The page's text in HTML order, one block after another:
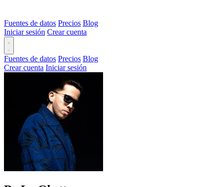
Fuentes de datos Precios Blog
Iniciar sesión Crear cuenta
Fuentes de datos Precios Blog
Crear cuenta Iniciar sesión